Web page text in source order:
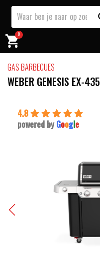
0
GAS BARBECUES
WEBER GENESIS EX-435
4.8
powered by Google